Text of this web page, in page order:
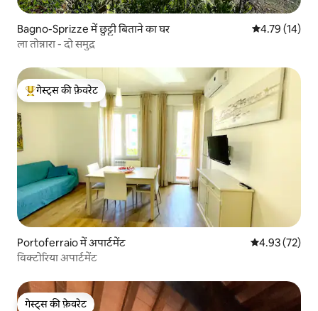
Bagno-Sprizze में छुट्टी बिताने का घर औसत रेटिंग 5 में
4.79 (14)
ला तोन्नारा - दो समुद्र
गेस्ट्स का टॉप फ़ेवरेट
गेस्ट्स की फ़ेवरेट
Portoferraio में अपार्टमेंट औसत रेटिंग 5 में
4.93 (72)
विक्टोरिया अपार्टमेंट
गेस्ट्स की फ़ेवरेट